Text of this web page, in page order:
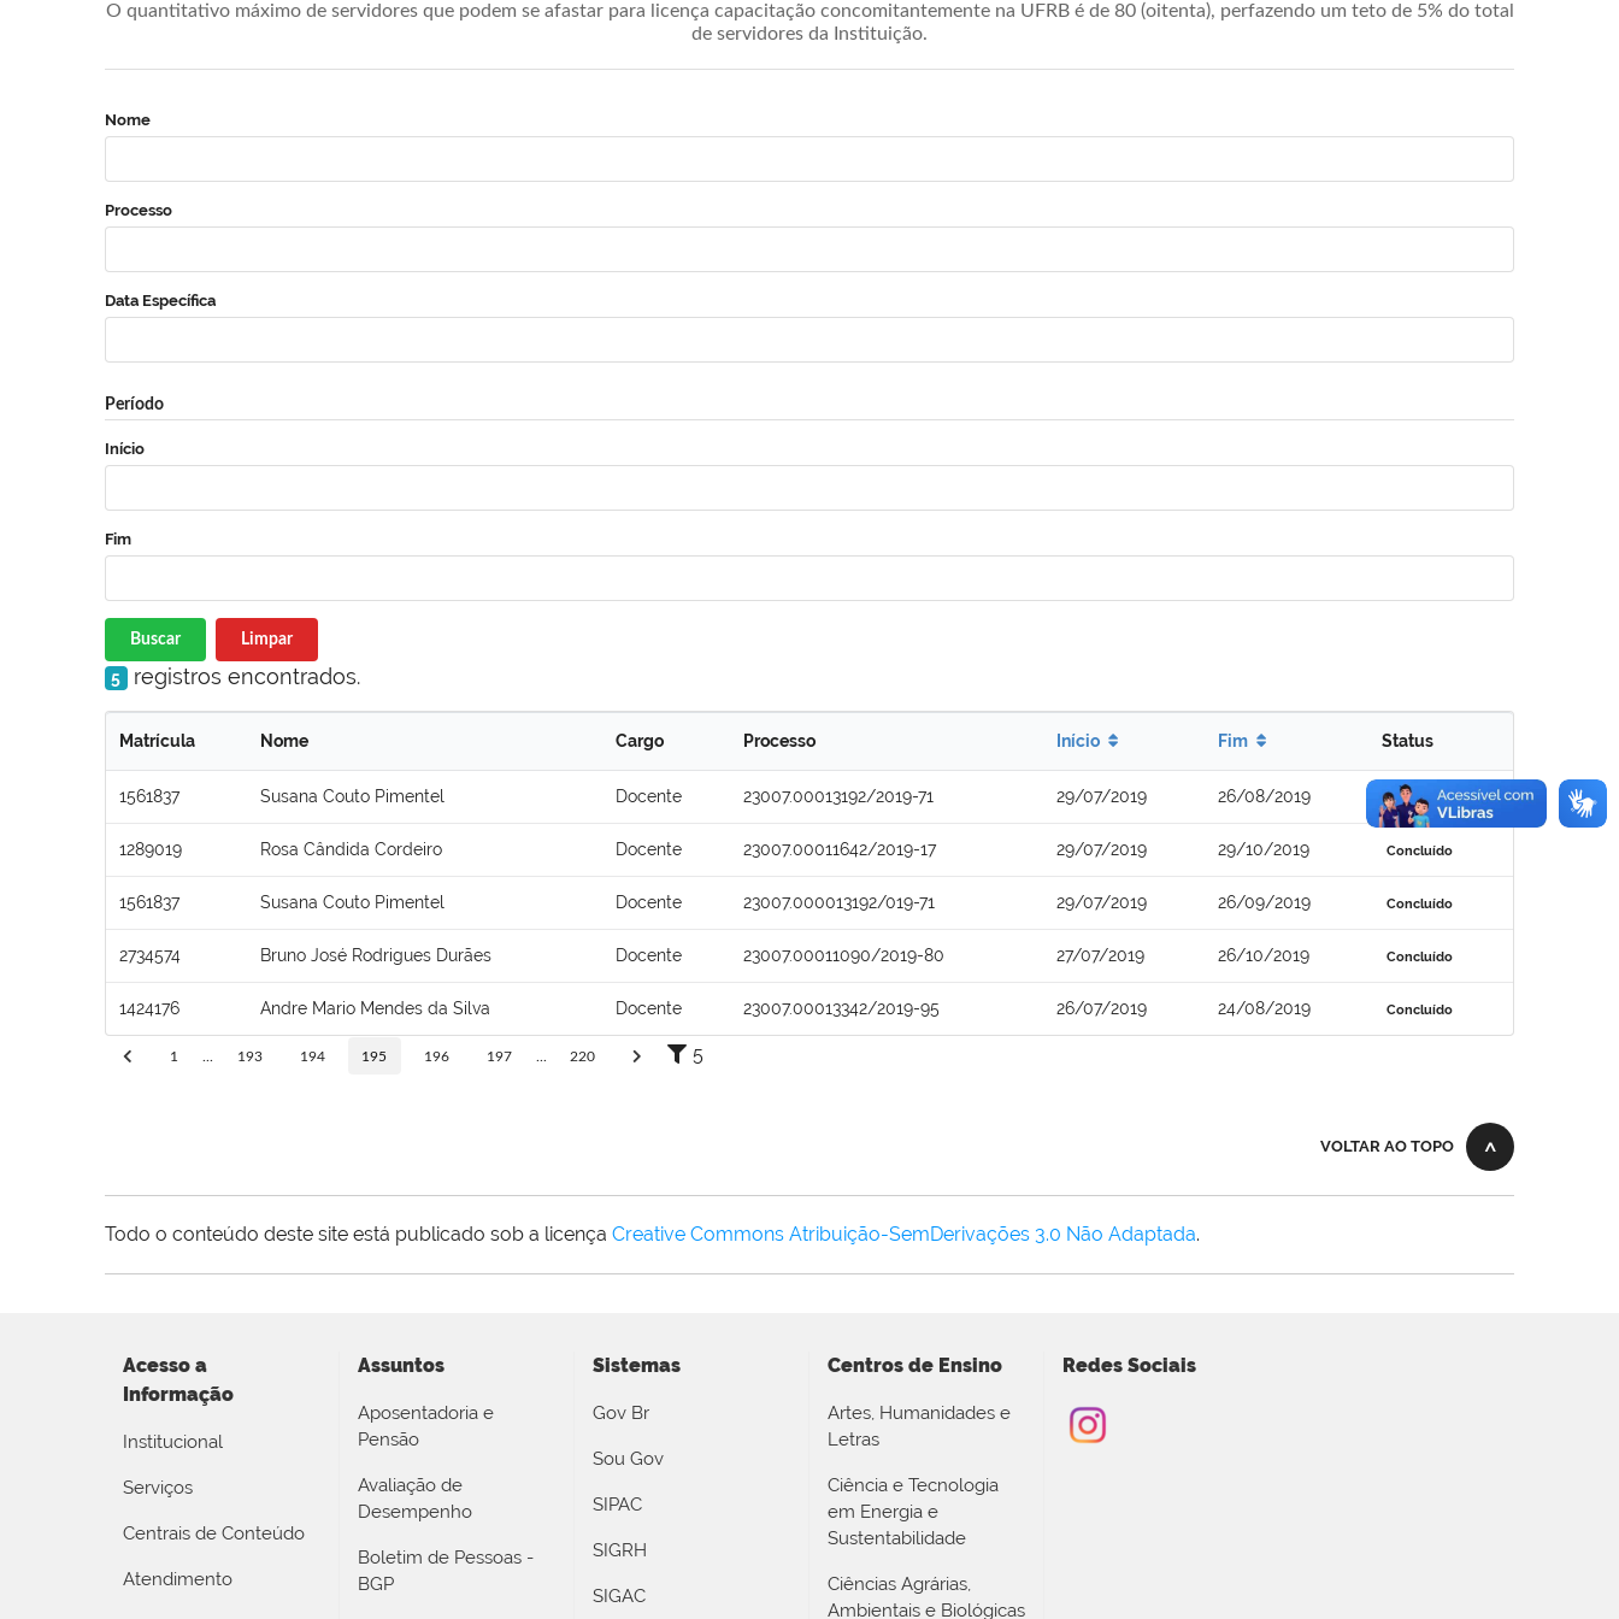
O quantitativo máximo de servidores que podem se afastar para licença capacitação concomitantemente na UFRB é de 80 (oitenta), perfazendo um teto de 5% do total
de servidores da Instituição.
Nome
Processo
Data Específica
Período
Início
Fim
Buscar Limpar
5 registros encontrados.
Matrícula Nome Cargo Processo Início Fim Status
1561837 Susana Couto Pimentel Docente 23007.00013192/2019-71 29/07/2019 26/08/2019 Concluído
1289019 Rosa Cândida Cordeiro Docente 23007.00011642/2019-17 29/07/2019 29/10/2019 Concluído
1561837 Susana Couto Pimentel Docente 23007.000013192/019-71 29/07/2019 26/09/2019 Concluído
2734574 Bruno José Rodrigues Durães Docente 23007.00011090/2019-80 27/07/2019 26/10/2019 Concluído
1424176 Andre Mario Mendes da Silva Docente 23007.00013342/2019-95 26/07/2019 24/08/2019 Concluído
1 193 194 195 196 197 220 5
VOLTAR AO TOPO
Todo o conteúdo deste site está publicado sob a licença Creative Commons Atribuição-SemDerivações 3.0 Não Adaptada.
Acesso a
Informação
Institucional
Serviços
Centrais de Conteúdo
Atendimento
Assuntos
Aposentadoria e
Pensão
Avaliação de
Desempenho
Boletim de Pessoas -
BGP
Sistemas
Gov Br
Sou Gov
SIPAC
SIGRH
SIGAC
Centros de Ensino
Artes, Humanidades e
Letras
Ciência e Tecnologia
em Energia e
Sustentabilidade
Ciências Agrárias,
Ambientais e Biológicas
Redes Sociais